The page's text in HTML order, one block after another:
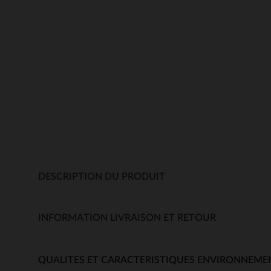
DESCRIPTION DU PRODUIT
INFORMATION LIVRAISON ET RETOUR
QUALITES ET CARACTERISTIQUES